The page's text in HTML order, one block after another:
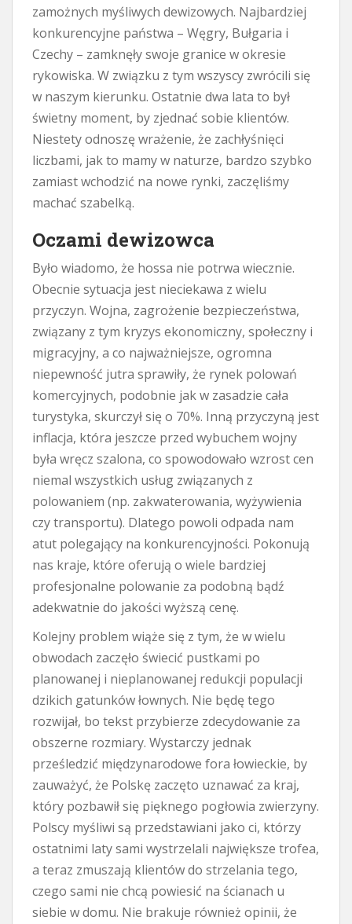
zamożnych myśliwych dewizowych. Najbardziej
konkurencyjne państwa – Węgry, Bułgaria i
Czechy – zamknęły swoje granice w okresie
rykowiska. W związku z tym wszyscy zwrócili się
w naszym kierunku. Ostatnie dwa lata to był
świetny moment, by zjednać sobie klientów.
Niestety odnoszę wrażenie, że zachłyśnięci
liczbami, jak to mamy w naturze, bardzo szybko
zamiast wchodzić na nowe rynki, zaczęliśmy
machać szabelką.
Oczami dewizowca
Było wiadomo, że hossa nie potrwa wiecznie.
Obecnie sytuacja jest nieciekawa z wielu
przyczyn. Wojna, zagrożenie bezpieczeństwa,
związany z tym kryzys ekonomiczny, społeczny i
migracyjny, a co najważniejsze, ogromna
niepewność jutra sprawiły, że rynek polowań
komercyjnych, podobnie jak w zasadzie cała
turystyka, skurczył się o 70%. Inną przyczyną jest
inflacja, która jeszcze przed wybuchem wojny
była wręcz szalona, co spowodowało wzrost cen
niemal wszystkich usług związanych z
polowaniem (np. zakwaterowania, wyżywienia
czy transportu). Dlatego powoli odpada nam
atut polegający na konkurencyjności. Pokonują
nas kraje, które oferują o wiele bardziej
profesjonalne polowanie za podobną bądź
adekwatnie do jakości wyższą cenę.
Kolejny problem wiąże się z tym, że w wielu
obwodach zaczęło świecić pustkami po
planowanej i nieplanowanej redukcji populacji
dzikich gatunków łownych. Nie będę tego
rozwijał, bo tekst przybierze zdecydowanie za
obszerne rozmiary. Wystarczy jednak
prześledzić międzynarodowe fora łowieckie, by
zauważyć, że Polskę zaczęto uznawać za kraj,
który pozbawił się pięknego pogłowia zwierzyny.
Polscy myśliwi są przedstawiani jako ci, którzy
ostatnimi laty sami wystrzelali największe trofea,
a teraz zmuszają klientów do strzelania tego,
czego sami nie chcą powiesić na ścianach u
siebie w domu. Nie brakuje również opinii, że